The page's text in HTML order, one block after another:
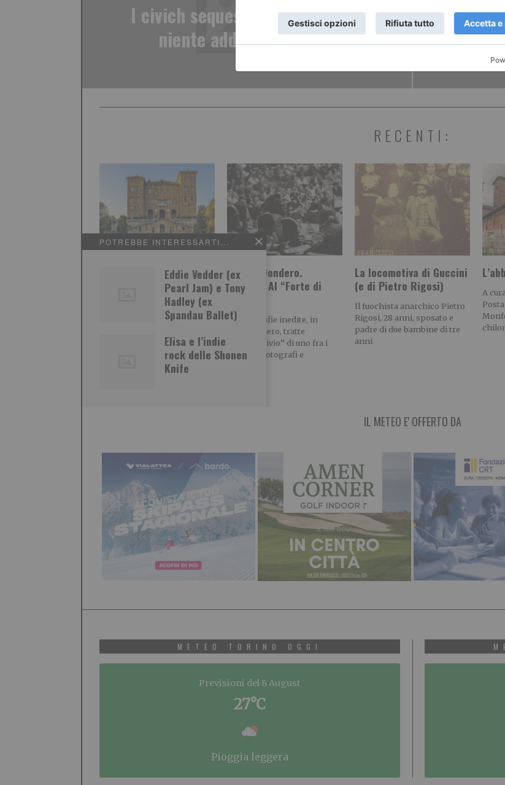
POTREBBE INTERESSARTI...
Eddie Vedder (ex
Pearl Jam) e Tony
Hadley (ex
Spandau Ballet)
Elisa e l’indie
rock delle Shonen
Knife
I civich sequestrano limousine:
niente addio al nubilato
EX
RECENTI:
Il fantasma del castello
A cura di Piemonteitalia.eu
u/it/curiosita/il-fantasma-
del-castello-di-agliè Leggi
qui le ultime notizie: IL
“Mario Dondero.
Inediti”. Al “Forte di
Bard”
Le fotografie inedite, in
bianco e nero, tratte
dall’“Archivio” di uno fra i
massimi fotografi e
La locomotiva di Guccini
(e di Pietro Rigosi)
Il fuochista anarchico Pietro
Rigosi, 28 anni, sposato e
padre di due bambine di tre
anni
A
IL METEO E' OFFERTO DA
METEO TORINO OGGI
Previsioni del 8 August
27°C
pioggia leggera